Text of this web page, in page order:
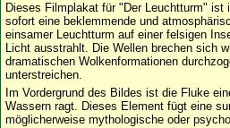
Dieses Filmplakat für "Der Leuchtturm"
sofort eine beklemmende und
einsamer Leuchtturm auf einer felsigen
Licht ausstrahlt. Die Wellen brechen sich
dramatischen Wolkenformationen
unterstreichen.
Im Vordergrund des Bildes ist die Fluke
Wassern ragt. Dieses Element fügt eine
möglicherweise mythologische oder